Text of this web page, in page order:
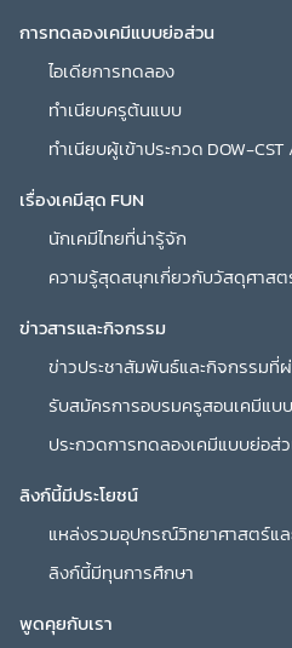
การทดลองเคมีแบบย่อส่วน
ไอเดียการทดลอง
ทำเนียบครูต้นแบบ
ทำเนียบผู้เข้าประกวด DOW-CST
เรื่องเคมีสุด FUN
นักเคมีไทยที่น่ารู้จัก
ความรู้สุดสนุกเกี่ยวกับวัสดุศาส
ข่าวสารและกิจกรรม
ข่าวประชาสัมพันธ์และกิจกรรมที่
รับสมัครการอบรมครูสอนเคมีแบ
ประกวดการทดลองเคมีแบบย่อส่
ลิงก์นี้มีประโยชน์
แหล่งรวมอุปกรณ์วิทยาศาสตร์แล
ลิงก์นี้มีทุนการศึกษา
พูดคุยกับเรา